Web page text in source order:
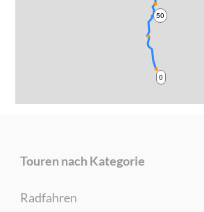
0
50
Touren nach Kategorie
Radfahren